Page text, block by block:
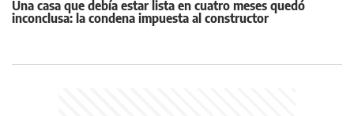
Una casa que debía estar lista en cuatro meses quedó
inconclusa: la condena impuesta al constructor